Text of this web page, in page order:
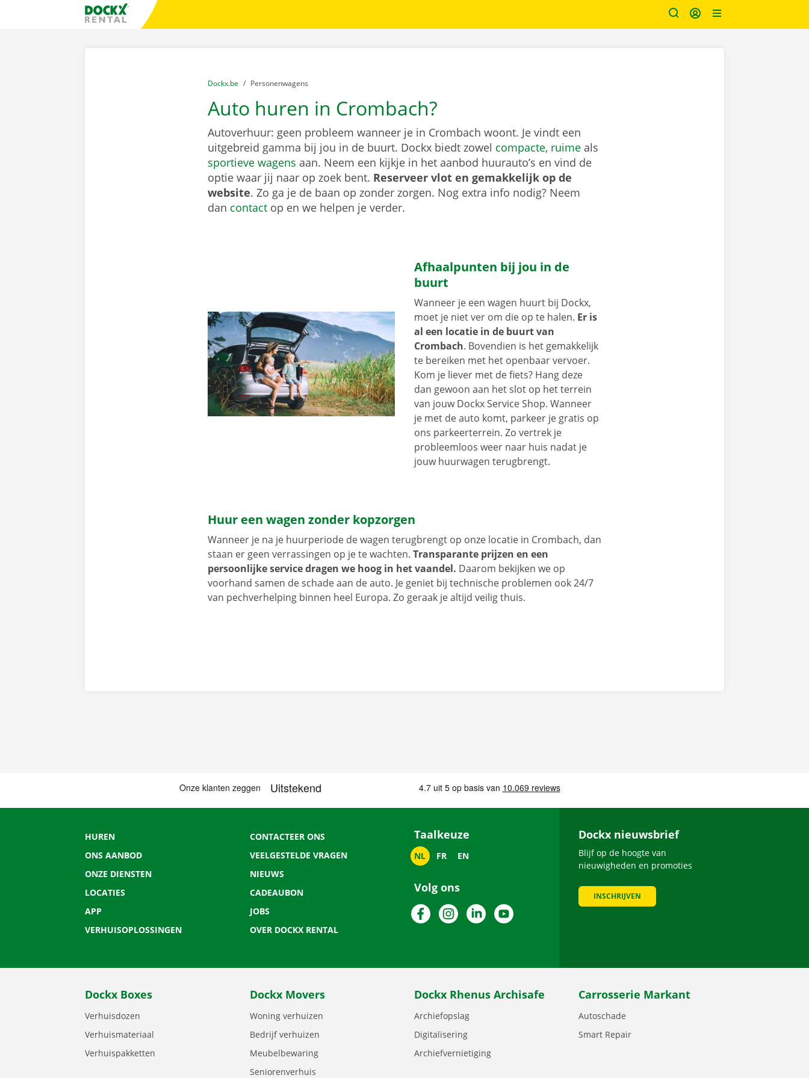
Taalselectie overslaanFratello DEMO
U bevindt zich hier:
van
Dockx.be naar
Personenwagens
Auto huren in Crombach?
Autoverhuur: geen probleem wanneer je in Crombach woont. Je vindt een
uitgebreid gamma bij jou in de buurt. Dockx biedt zowel compacte, ruimeals
sportieve wagens aan. Neem een kijkje in het aanbod huurauto’s en vind de
optie waar jij naar op zoek bent. Reserveer vlot en gemakkelijk op de
website. Zo ga je de baan op zonder zorgen. Nog extra info nodig? Neem
dan contactop en we helpen je verder.
Afhaalpunten bij jou in de
buurt
Wanneer je een wagen huurt bij Dockx,
moet je niet ver om die op te halen. Er is
al een locatie in de buurt van
Crombach. Bovendien is het gemakkelijk
te bereiken met het openbaar vervoer.
Kom je liever met de fiets? Hang deze
dan gewoon aan het slot op het terrein
van jouw Dockx Service Shop. Wanneer
je met de auto komt, parkeer je gratis op
ons parkeerterrein. Zo vertrek je
probleemloos weer naar huis nadat je
jouw huurwagen terugbrengt.
Huur een wagen zonder kopzorgen
Wanneer je na je huurperiode de wagen terugbrengt op onze locatie in Crombach, dan
staan er geen verrassingen op je te wachten. Transparante prijzen en een
persoonlijke service dragen we hoog in het vaandel. Daarom bekijken we op
voorhand samen de schade aan de auto. Je geniet bij technische problemen ook 24/7
van pechverhelping binnen heel Europa. Zo geraak je altijd veilig thuis.
HUREN
ONS AANBOD
ONZE DIENSTEN
LOCATIES
APP
VERHUISOPLOSSINGEN
CONTACTEER ONS
VEELGESTELDE VRAGEN
NIEUWS
CADEAUBON
JOBS
OVER DOCKX RENTAL
Taalkeuze
NL FR EN
Volg ons
FacebookInstagramLinkedInYouTube
Dockx nieuwsbrief
Blijf op de hoogte van
nieuwigheden en promoties
INSCHRIJVEN
Dockx Boxes
Verhuisdozen
Verhuismateriaal
Verhuispakketten
Dockx Movers
Woning verhuizen
Bedrijf verhuizen
Meubelbewaring
Seniorenverhuis
Dockx Rhenus Archisafe
Archiefopslag
Digitalisering
Archiefvernietiging
Carrosserie Markant
Autoschade
Smart Repair